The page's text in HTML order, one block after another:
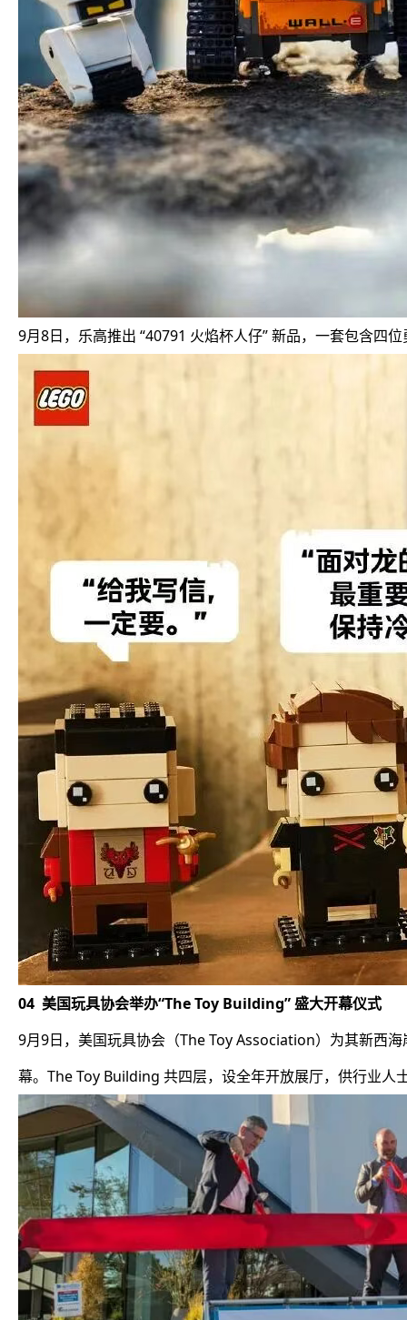
9月8日，乐高推出 “40791 火焰杯人仔” 新品，一套包含四
04 美国玩具协会举办“The Toy Building” 盛大开幕仪式
9月9日，美国玩具协会（The Toy Association）为其新西
幕。The Toy Building 共四层，设全年开放展厅，供行业人